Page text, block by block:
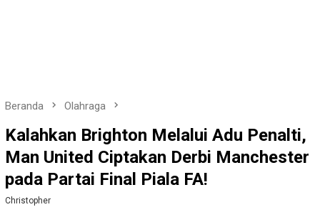
Beranda Olahraga
Kalahkan Brighton Melalui Adu Penalti,
Man United Ciptakan Derbi Manchester
pada Partai Final Piala FA!
Christopher